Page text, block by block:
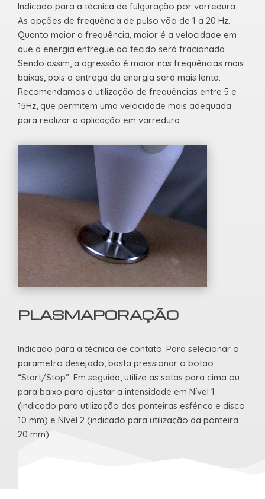
Indicado para a técnica de fulguração por varredura.
As opções de frequência de pulso vão de 1 a 20 Hz.
Quanto maior a frequência, maior é a velocidade em
que a energia entregue ao tecido será fracionada.
Sendo assim, a agressão é maior nas frequências mais
baixas, pois a entrega da energia será mais lenta.
Recomendamos a utilização de frequências entre 5 e
15Hz, que permitem uma velocidade mais adequada
para realizar a aplicação em varredura.
PLASMAPORAÇÃO
Indicado para a técnica de contato. Para selecionar o
parametro desejado, basta pressionar o botao
“Start/Stop”. Em seguida, utilize as setas para cima ou
para baixo para ajustar a intensidade em Nível 1
(indicado para utilização das ponteiras esférica e disco
10 mm) e Nível 2 (indicado para utilização da ponteira
20 mm).